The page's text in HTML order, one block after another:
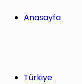
Anasayfa
Türkiye